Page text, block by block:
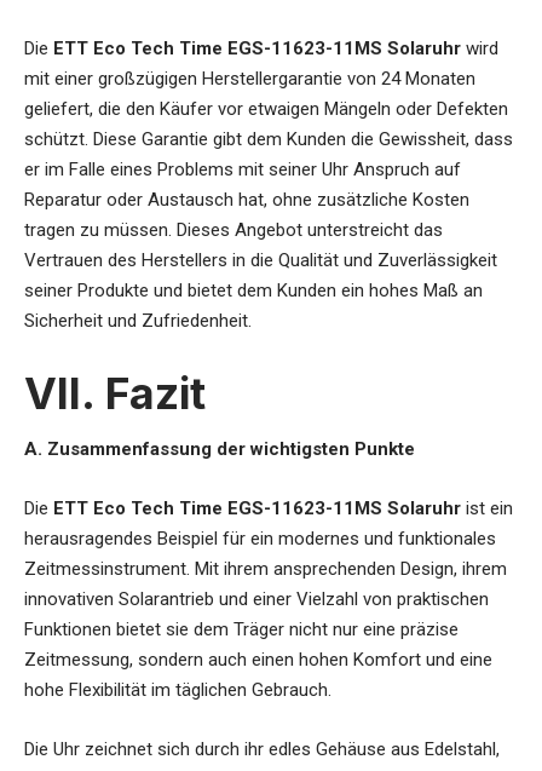
Die ETT Eco Tech Time EGS-11623-11MS Solaruhr wird
mit einer großzügigen Herstellergarantie von 24 Monaten
geliefert, die den Käufer vor etwaigen Mängeln oder Defekten
schützt. Diese Garantie gibt dem Kunden die Gewissheit, dass
er im Falle eines Problems mit seiner Uhr Anspruch auf
Reparatur oder Austausch hat, ohne zusätzliche Kosten
tragen zu müssen. Dieses Angebot unterstreicht das
Vertrauen des Herstellers in die Qualität und Zuverlässigkeit
seiner Produkte und bietet dem Kunden ein hohes Maß an
Sicherheit und Zufriedenheit.
VII. Fazit
A. Zusammenfassung der wichtigsten Punkte
Die ETT Eco Tech Time EGS-11623-11MS Solaruhr ist ein
herausragendes Beispiel für ein modernes und funktionales
Zeitmessinstrument. Mit ihrem ansprechenden Design, ihrem
innovativen Solarantrieb und einer Vielzahl von praktischen
Funktionen bietet sie dem Träger nicht nur eine präzise
Zeitmessung, sondern auch einen hohen Komfort und eine
hohe Flexibilität im täglichen Gebrauch.
Die Uhr zeichnet sich durch ihr edles Gehäuse aus Edelstahl,